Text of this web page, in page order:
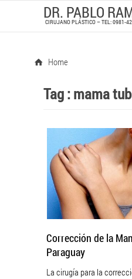
DR. PABLO
CIRUJANO PLÁSTICO – TEL: 0981-
Home
Tag :mama
Corrección de la
Paraguay
La cirugía para la